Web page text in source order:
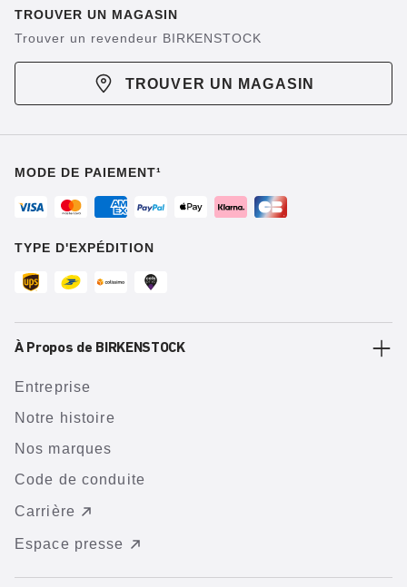
TROUVER UN MAGASIN
Trouver un revendeur BIRKENSTOCK
TROUVER UN MAGASIN
MODE DE PAIEMENT¹
TYPE D'EXPÉDITION
À Propos de BIRKENSTOCK
Entreprise
Notre histoire
Nos marques
Code de conduite
Carrière
Espace presse